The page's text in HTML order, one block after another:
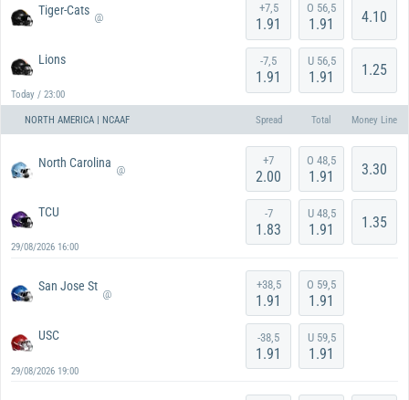
Tiger-Cats
@
Lions
Today / 23:00
+7,5
1.91
-7,5
1.91
O 56,5
1.91
U 56,5
1.91
4.10
1.25
NORTH AMERICA | NCAAF Spread Total Money Line
North Carolina
@
TCU
29/08/2026 16:00
+7
2.00
-7
1.83
O 48,5
1.91
U 48,5
1.91
3.30
1.35
San Jose St
@
USC
29/08/2026 19:00
+38,5
1.91
-38,5
1.91
O 59,5
1.91
U 59,5
1.91